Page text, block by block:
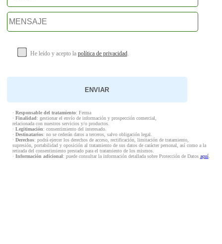
He leído y acepto la política de privacidad.
· Responsable del tratamiento: Ferma
· Finalidad: gestionar el envío de información y prospección comercial,
relacionada con nuestros servicios y/o productos.
· Legitimación: consentimiento del interesado.
· Destinatarios: no se cederán datos a terceros, salvo obligación legal.
· Derechos: podrá ejercer los derechos de acceso, rectificación, limitación de tratamiento,
supresión, portabilidad y oposición al tratamiento de sus datos de carácter personal, así como a la
retirada del consentimiento prestado para el tratamiento de los mismos.
· Información adicional: puede consultar la información detallada sobre Protección de Datos aquí.